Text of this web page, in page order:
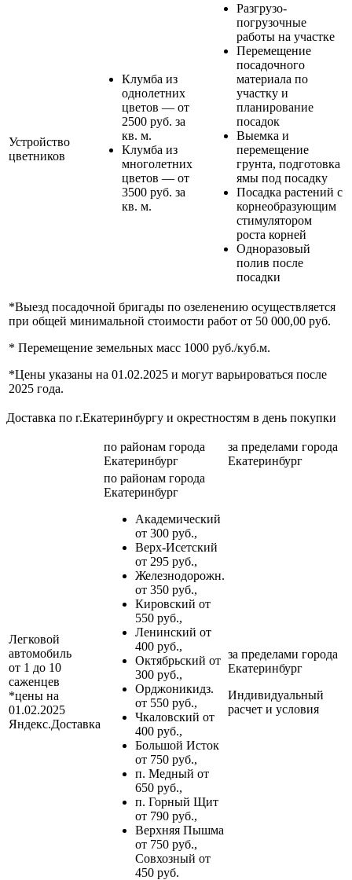
Устройство
цветников
Клумба из
однолетних
цветов — от
2500 руб. за
кв. м.
Клумба из
многолетних
цветов — от
3500 руб. за
кв. м.
Разгрузо-
погрузочные
работы на участке
Перемещение
посадочного
материала по
участку и
планирование
посадок
Выемка и
перемещение
грунта, подготовка
ямы под посадку
Посадка растений с
корнеобразующим
стимулятором
роста корней
Одноразовый
полив после
посадки
*Выезд посадочной бригады по озеленению осуществляется
при общей минимальной стоимости работ от 50 000,00 руб.
* Перемещение земельных масс 1000 руб./куб.м.
*Цены указаны на 01.02.2025 и могут варьироваться после
2025 года.
Доставка по г.Екатеринбургу и окрестностям в день покупки
по районам города
Екатеринбург
за пределами города
Екатеринбург
Легковой
автомобиль
от 1 до 10
саженцев
*цены на
01.02.2025
Яндекс.Доставка
по районам города
Екатеринбург
Академический
от 300 руб.,
Верх-Исетский
от 295 руб.,
Железнодорожн.
от 350 руб.,
Кировский от
550 руб.,
Ленинский от
400 руб.,
Октябрьский от
300 руб.,
Орджоникидз.
от 550 руб.,
Чкаловский от
400 руб.,
Большой Исток
от 750 руб.,
п. Медный от
650 руб.,
п. Горный Щит
от 790 руб.,
Верхняя Пышма
от 750 руб.,
Совхозный от
450 руб.
за пределами города
Екатеринбург
Индивидуальный
расчет и условия